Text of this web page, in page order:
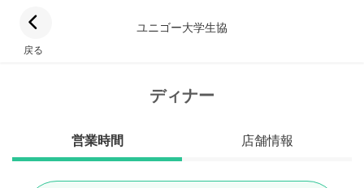
戻る
ユニゴー大学生協
ディナー
営業時間 店舗情報